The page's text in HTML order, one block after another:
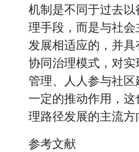
机制是不同于过去
理手段，而是与社
发展相适应的，并
协同治理模式，对
管理、人人参与社
一定的推动作用，
理路径发展的主流方
参考文献